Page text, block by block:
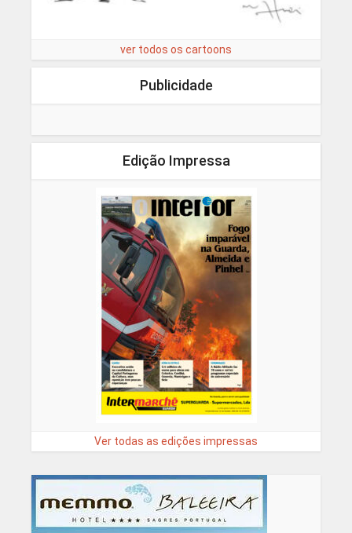
ver todos os cartoons
Publicidade
Edição Impressa
Ver todas as edições impressas